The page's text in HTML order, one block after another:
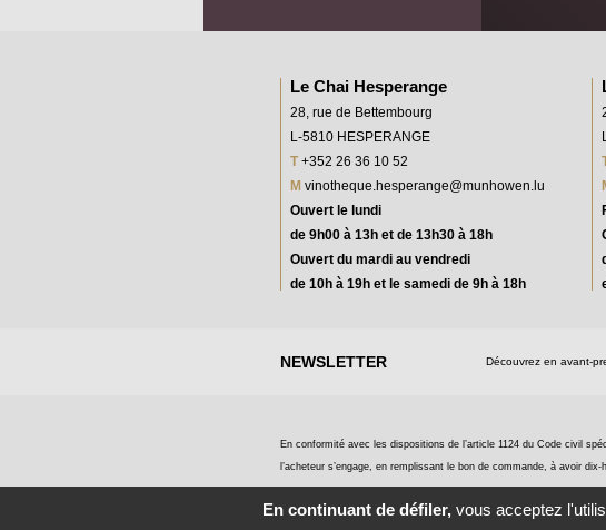
Le Chai Hesperange
28, rue de Bettembourg
L-5810 HESPERANGE
T+352 26 36 10 52
M vinotheque.hesperange@munhowen.lu
Ouvert le lundi
de 9h00 à 13h et de 13h30 à 18h
Ouvert du mardi au vendredi
de 10h à 19h et le samedi de 9h à 18h
NEWSLETTER Découvrez en avant-
En conformité avec les dispositions de l’article 1124 du Code civil
l’acheteur s’engage, en remplissant le bon de commande, à avoir
En continuant de défiler, vous acceptez